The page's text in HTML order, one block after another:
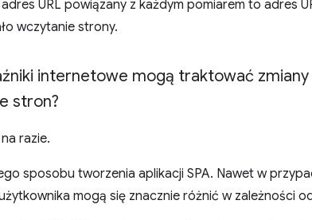
URL powiązany z każdym pomiarem to adres
wczytanie strony.
internetowe mogą traktować zmiany
stron?
razie.
sposobu tworzenia aplikacji SPA. Nawet w
mogą się znacznie różnić w zależności